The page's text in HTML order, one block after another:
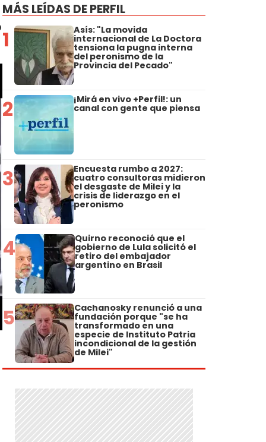
MÁS LEÍDAS DE PERFIL
1 Asís: "La movida
internacional de La Doctora
tensiona la pugna interna
del peronismo de la
Provincia del Pecado"
2 ¡Mirá en vivo +Perfil!: un
canal con gente que piensa
3 Encuesta rumbo a 2027:
cuatro consultoras midieron
el desgaste de Milei y la
crisis de liderazgo en el
peronismo
4 Quirno reconoció que el
gobierno de Lula solicitó el
retiro del embajador
argentino en Brasil
5 Cachanosky renunció a una
fundación porque "se ha
transformado en una
especie de Instituto Patria
incondicional de la gestión
de Milei"